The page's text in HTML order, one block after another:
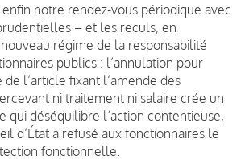
notre rendez-vous périodique avec
– et les reculs, en
régime de la responsabilité
publics : l’annulation pour
l’article fixant l’amende des
ni traitement ni salaire crée un
qui déséquilibre l‘action contentieuse,
d’État a refusé aux fonctionnaires le
fonctionnelle.